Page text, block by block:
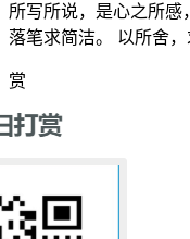
所写所说，是心之所感
落笔求简洁。 以所舍
赏